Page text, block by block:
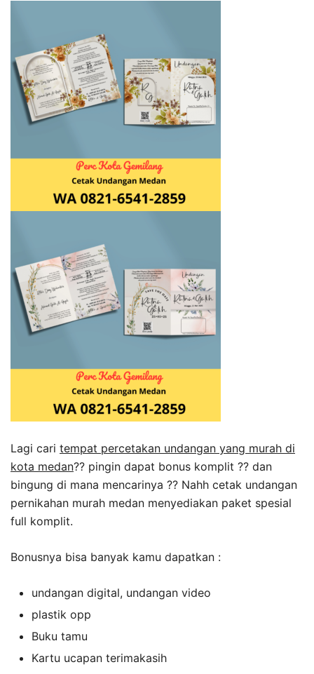
Lagi cari tempat percetakan undangan yang murah di
kota medan?? pingin dapat bonus komplit ?? dan
bingung di mana mencarinya ?? Nahh cetak undangan
pernikahan murah medan menyediakan paket spesial
full komplit.
Bonusnya bisa banyak kamu dapatkan :
undangan digital, undangan video
plastik opp
Buku tamu
Kartu ucapan terimakasih